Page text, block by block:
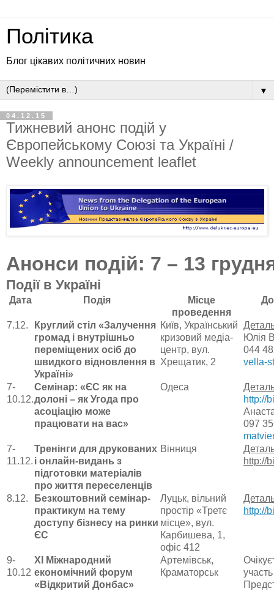
Політика
Блог цікавих політичних новин
▼
04.12.15
Тижневий анонс подій у
Європейському Союзі та Україні /
Weekly announcement leaflet
Анонси подій: 7 – 13
Події в Україні
Дата Подія
Місце
проведення
7.12.
Круглий стіл «Залучення
громад і внутрішньо
переміщених осіб до
швидкого відновлення в
Україні»
Київ, Український
кризовий медіа-
центр, вул.
Хрещатик, 2
Юлія
044
vella-
7-
10.12.
Семінар: «ЄС як на
долоні – як Угода про
асоціацію може
працювати на вас»
Одеса
http://
097
7-
11.12.
Тренінги для друкованих
і онлайн-видань з
підготовки матеріалів
про життя переселенців
Вінниця
http://
8.12.
Безкоштовний семінар-
практикум на тему
доступу бізнесу на ринки
ЄС
Луцьк, вільний
простір «Третє
місце», вул.
Карбишева, 1,
офіс 412
http://
9-
10.12
ХІ Міжнародний
економічний форум
«Відкритий Донбас»
Артемівськ,
Краматорськ